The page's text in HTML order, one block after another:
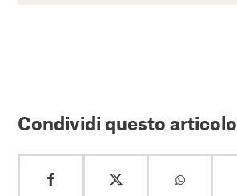
Condividi questo articolo